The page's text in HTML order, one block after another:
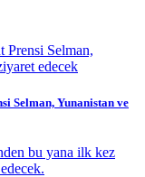
Selman, Yunanistan ve
bu yana ilk kez